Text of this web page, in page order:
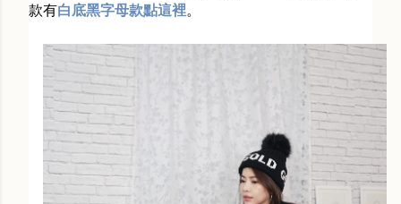
款有白底黑字母款點這裡。